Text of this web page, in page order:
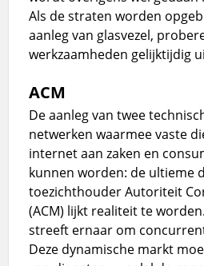
Als de straten worden
aanleg van glasvezel,
werkzaamheden gelijktijdig
ACM
De aanleg van twee
netwerken waarmee vaste
internet aan zaken en
kunnen worden: de ultieme
toezichthouder Autoriteit
(ACM) lijkt realiteit te
streeft ernaar om
Deze dynamische markt